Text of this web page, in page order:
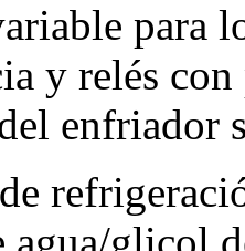
para
y relés
enfriador